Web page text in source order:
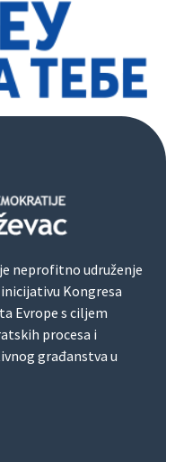
neprofitno udruženje
Kongresa
Evrope s ciljem
procesa i
građanstva u